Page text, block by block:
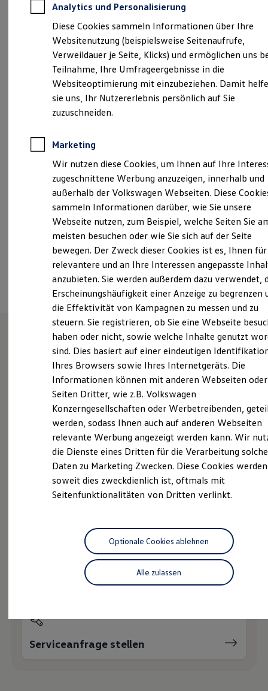
Kfz-Versicherung
Restschuldversicherungen
Garantien
Wartungsverträge
Geschäftskunden
Professional Class bei Volkswagen
Großkunden
Behörden
Direktkunden
Sonderfahrzeuge
Anpfiff zum Gewinn
Elektroautos
ID. Tutorials
Elektrofahrzeugkonzepte
Reichweite
Reichweite der ID. Modelle
Reichweite im Winter
Laden
Laden unterwegs
Laden Zuhause
Ladestationen finden
Ladezeitensimulator
Batterie
Sicherheit
Garantie und Lebensdauer
Nachhaltigkeit
Technologie
Kosten und Kauf
Verbrauchskosten
Kaufoptionen
E-Auto-Förderung
Software und Konnektivität
ID. Software Versionen und Updates
Digitale Extras
Schnittstellen zu Ihrem ID.
Hybridautos
Marke und Erlebnis
Volkswagen R und R Experience
R-Modelle
Driving Experience
Volkswagen entdecken
Lifestyle Shop
T-Roc Kollektion
Golf Kollektion
ID. Kollektion
Volkswagen Kollektion
R-Kollektion
myVolkswagen
Verantwortlich für die Inhalte auf dieser Seite ist die Autohaus
Weeber GmbH ( Impressum & Rechtliches)
Raistinger Straße 43, 71083 Herrenberg
info-hbg-vw@autohaus-weeber.de
Montag
Sonntag
Geschlossen
Ansprechpartner
Unsere Leistungenim
Überblick
Service
Online-Fahrzeugbewertung
Wie können wir
Servicetermin buchen
Serviceanfrage stellen
Analytics und Personalisierung
Diese Cookies sammeln Informationen über Ihre
Websitenutzung (beispielsweise Seitenaufrufe,
Verweildauer je Seite, Klicks) und ermöglichen uns
Teilnahme, Ihre Umfrageergebnisse in die
Websiteoptimierung mit einzubeziehen. Damit
sie uns, Ihr Nutzererlebnis persönlich auf Sie
zuzuschneiden.
Marketing
Wir nutzen diese Cookies, um Ihnen auf Ihre
zugeschnittene Werbung anzuzeigen, innerhalb und
außerhalb der Volkswagen Webseiten. Diese
sammeln Informationen darüber, wie Sie unsere
Webseite nutzen, zum Beispiel, welche Seiten Sie
meisten besuchen oder wie Sie sich auf der Seite
bewegen. Der Zweck dieser Cookies ist es, Ihnen für
relevantere und an Ihre Interessen angepasste
anzubieten. Sie werden außerdem dazu verwendet,
Erscheinungshäufigkeit einer Anzeige zu begrenzen
die Effektivität von Kampagnen zu messen und zu
steuern. Sie registrieren, ob Sie eine Webseite
haben oder nicht, sowie welche Inhalte genutzt
sind. Dies basiert auf einer eindeutigen
Ihres Browsers sowie Ihres Internetgeräts. Die
Informationen können mit anderen Webseiten oder
Seiten Dritter, wie z.B. Volkswagen
Konzerngesellschaften oder Werbetreibenden,
werden, sodass Ihnen auch auf anderen Webseiten
relevante Werbung angezeigt werden kann. Wir
die Dienste eines Dritten für die Verarbeitung
Daten zu Marketing Zwecken. Diese Cookies
soweit dies zweckdienlich ist, oftmals mit
Seitenfunktionalitäten von Dritten verlinkt.
Alle zulassen
Optionale Cookies ablehnen